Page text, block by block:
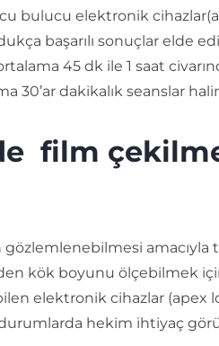
bulucu elektronik
başarılı sonuçlar elde
45 dk ile 1 saat
30’ar dakikalık seanslar
film
gözlemlenebilmesi
kök boyunu ölçebilmek
elektronik cihazlar (apex
hekim ihtiyaç